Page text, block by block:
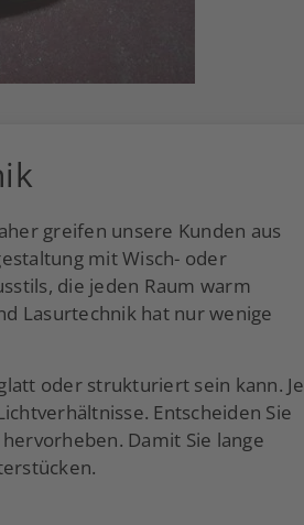
greifen unsere Kunden aus
mit Wisch- oder
die jeden Raum warm
Lasurtechnik hat nur wenige
oder strukturiert sein kann. Je
Entscheiden Sie
Damit Sie lange